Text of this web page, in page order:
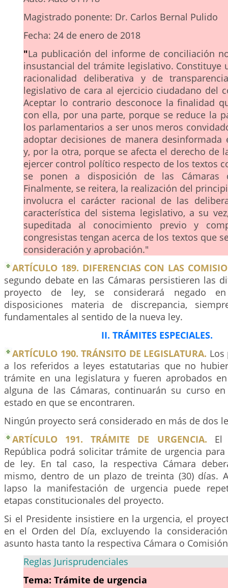
Magistrado ponente: Dr. Carlos Bernal Pulido
Fecha: 24 de enero de 2018
"La publicación del informe de conciliación
insustancial del trámite legislativo. Constituye
racionalidad deliberativa y de
legislativo de cara al ejercicio ciudadano del
Aceptar lo contrario desconoce la finalidad
con ella, por una parte, porque se reduce la
los parlamentarios a ser unos meros
adoptar decisiones de manera desinformada
y, por la otra, porque se afecta el derecho de
ejercer control político respecto de los textos
se ponen a disposición de las Cámaras
Finalmente, se reitera, la realización del
involucra el carácter racional de las
característica del sistema legislativo, a su
supeditada al conocimiento previo y
congresistas tengan acerca de los textos que
consideración y aprobación."
ARTÍCULO 189. DIFERENCIAS CON LAS
segundo debate en las Cámaras persistieren las
proyecto de ley, se considerará negado
disposiciones materia de discrepancia,
fundamentales al sentido de la nueva ley.
II. TRÁMITES ESPECIALES.
ARTÍCULO 190. TRÁNSITO DE LEGISLATURA.
a los referidos a leyes estatutarias que no
trámite en una legislatura y fueren aprobados
alguna de las Cámaras, continuarán su curso
estado en que se encontraren.
Ningún proyecto será considerado en más de dos
ARTÍCULO 191. TRÁMITE DE URGENCIA. El
República podrá solicitar trámite de urgencia
de ley. En tal caso, la respectiva Cámara
mismo, dentro de un plazo de treinta (30) días.
lapso la manifestación de urgencia puede
etapas constitucionales del proyecto.
Si el Presidente insistiere en la urgencia, el
en el Orden del Día, excluyendo la
asunto hasta tanto la respectiva Cámara o
Reglas Jurisprudenciales
Tema: Trámite de urgencia